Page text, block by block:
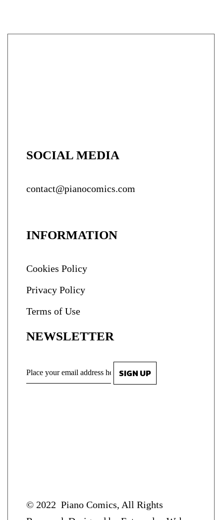
SOCIAL MEDIA
contact@pianocomics.com
INFORMATION
Cookies Policy
Privacy Policy
Terms of Use
NEWSLETTER
© 2022 Piano Comics, All Rights